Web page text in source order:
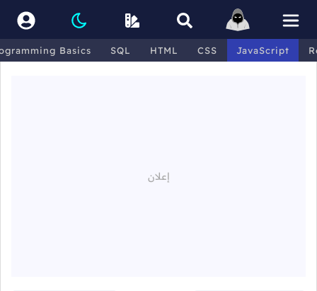
Basics SQL HTML CSS JavaScript